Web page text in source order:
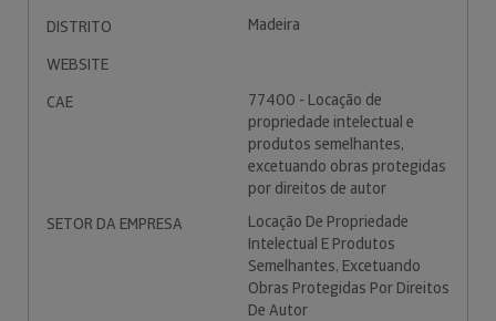
DISTRITO
Madeira
WEBSITE
CAE
77400 - Locação de
propriedade intelectual e
produtos semelhantes,
excetuando obras protegidas
por direitos de autor
SETOR DA EMPRESA
Locação De Propriedade
Intelectual E Produtos
Semelhantes, Excetuando
Obras Protegidas Por Direitos
De Autor